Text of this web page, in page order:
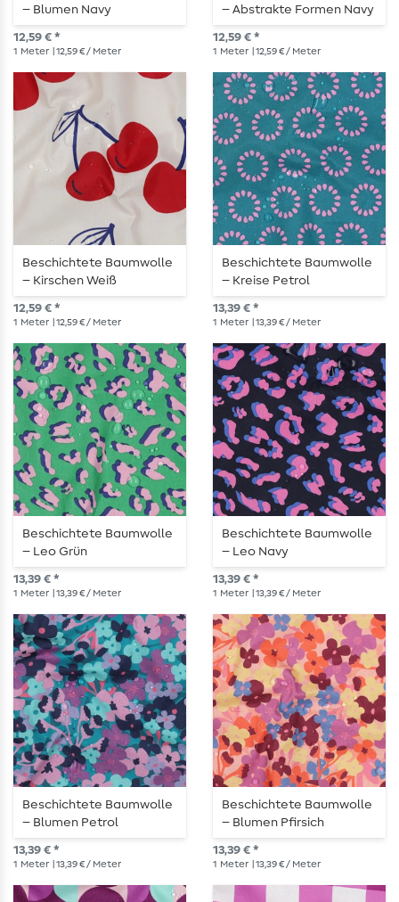
– Blumen Navy
12,59 € *
1 Meter | 12,59 € / Meter
– Abstrakte Formen Navy
Lila
12,59 € *
1 Meter | 12,59 € / Meter
Beschichtete Baumwolle
– Kirschen Weiß
12,59 € *
1 Meter | 12,59 € / Meter
Beschichtete Baumwolle
– Kreise Petrol
13,39 € *
1 Meter | 13,39 € / Meter
Beschichtete Baumwolle
– Leo Grün
13,39 € *
1 Meter | 13,39 € / Meter
Beschichtete Baumwolle
– Leo Navy
13,39 € *
1 Meter | 13,39 € / Meter
Beschichtete Baumwolle
– Blumen Petrol
13,39 € *
1 Meter | 13,39 € / Meter
Beschichtete Baumwolle
– Blumen Pfirsich
13,39 € *
1 Meter | 13,39 € / Meter